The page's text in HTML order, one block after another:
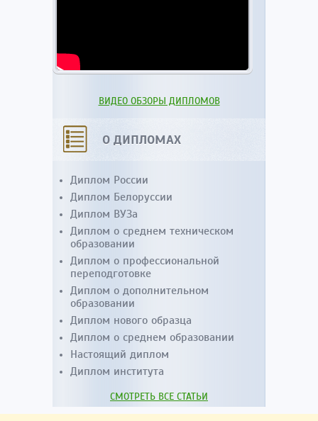
ВИДЕО ОБЗОРЫ ДИПЛОМОВ
О ДИПЛОМАХ
Диплом России
Диплом Белоруссии
Диплом ВУЗа
Диплом о среднем техническом
образовании
Диплом о профессиональной
переподготовке
Диплом о дополнительном
образовании
Диплом нового образца
Диплом о среднем образовании
Настоящий диплом
Диплом института
СМОТРЕТЬ ВСЕ СТАТЬИ